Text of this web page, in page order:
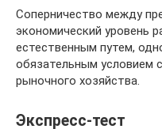
Соперничество между
экономический уровень
естественным путем,
обязательным условием
рыночного хозяйства.
Экспресс-тест